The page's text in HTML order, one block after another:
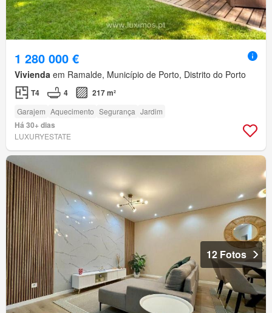
1 280 000 €
Vivienda em Ramalde, Município de Porto, Distrito do Porto
T4 4 217 m²
Garajem Aquecimento Segurança Jardim
Há 30+ dias
LUXURYESTATE
12 Fotos